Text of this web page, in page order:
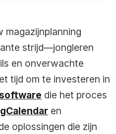
magazijnplanning
strijd—jongleren
en onverwachte
tijd om te investeren in
die het proces
en
oplossingen die zijn